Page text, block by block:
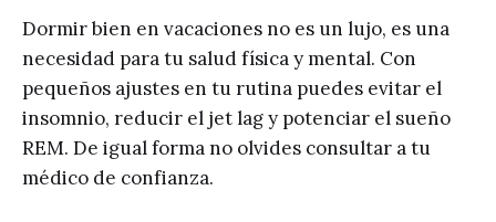
Dormir bien en vacaciones no es un lujo, es una
necesidad para tu salud física y mental. Con
pequeños ajustes en tu rutina puedes evitar el
insomnio, reducir el jet lag y potenciar el sueño
REM. De igual forma no olvides consultar a tu
médico de confianza.